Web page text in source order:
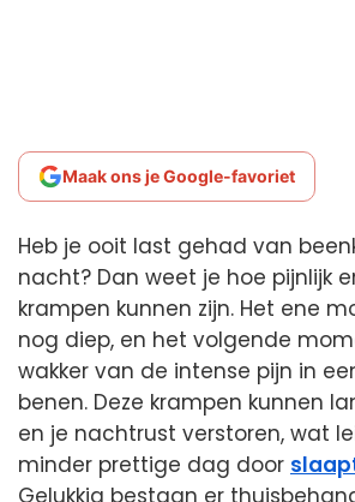
Maak ons je Google-favoriet
Heb je ooit last gehad van
nacht? Dan weet je hoe pijnlijk
krampen kunnen zijn. Het ene
nog diep, en het volgende
wakker van de intense pijn in
benen. Deze krampen kunnen
en je nachtrust verstoren, wat
minder prettige dag door
Gelukkig bestaan er